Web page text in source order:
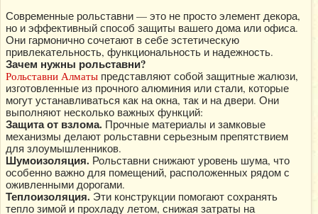
Современные рольставни — это не просто элемент декора,
но и эффективный способ защиты вашего дома или офиса.
Они гармонично сочетают в себе эстетическую
привлекательность, функциональность и надежность.
Зачем нужны рольставни?
Рольставни Алматы представляют собой защитные жалюзи,
изготовленные из прочного алюминия или стали, которые
могут устанавливаться как на окна, так и на двери. Они
выполняют несколько важных функций:
Защита от взлома. Прочные материалы и замковые
механизмы делают рольставни серьезным препятствием
для злоумышленников.
Шумоизоляция. Рольставни снижают уровень шума, что
особенно важно для помещений, расположенных рядом с
оживленными дорогами.
Теплоизоляция. Эти конструкции помогают сохранять
тепло зимой и прохладу летом, снижая затраты на